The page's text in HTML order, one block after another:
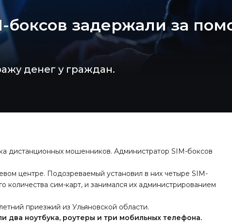
боксов задержали за
денег у граждан.
дистанционных мошенников. Администратор SIM-боксов
центре. Подозреваемый установил в них четыре SIM-
сим-карт, и занимался их администрированием
приезжий из Ульяновской области.
два ноутбука, роутеры и три мобильных телефона.